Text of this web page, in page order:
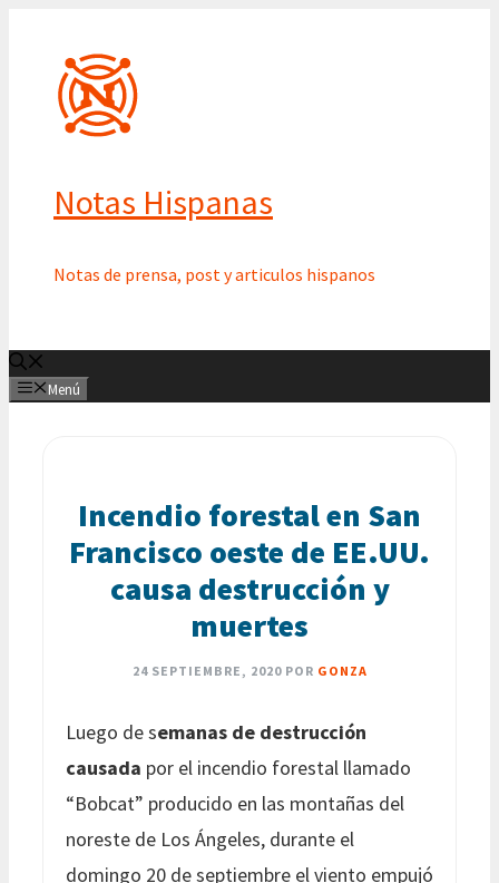
contenido
Notas Hispanas
Notas de prensa, post y articulos hispanos
Menú
Incendio forestal en San
Francisco oeste de EE.UU.
causa destrucción y
muertes
24 SEPTIEMBRE, 2020 POR GONZA
Luego de semanas de destrucción
causada por el incendio forestal llamado
“Bobcat” producido en las montañas del
noreste de Los Ángeles, durante el
domingo 20 de septiembre el viento empujó